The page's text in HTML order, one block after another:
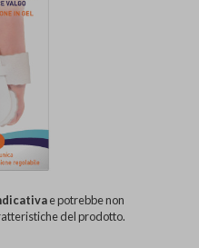
e potrebbe non
del prodotto.